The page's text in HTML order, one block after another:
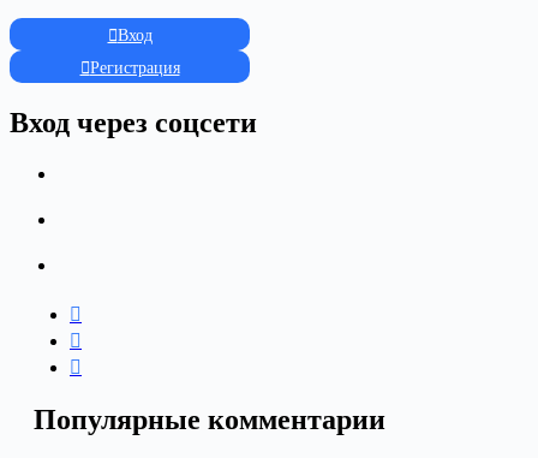
Вход
Регистрация
Вход через соцсети
Популярные комментарии